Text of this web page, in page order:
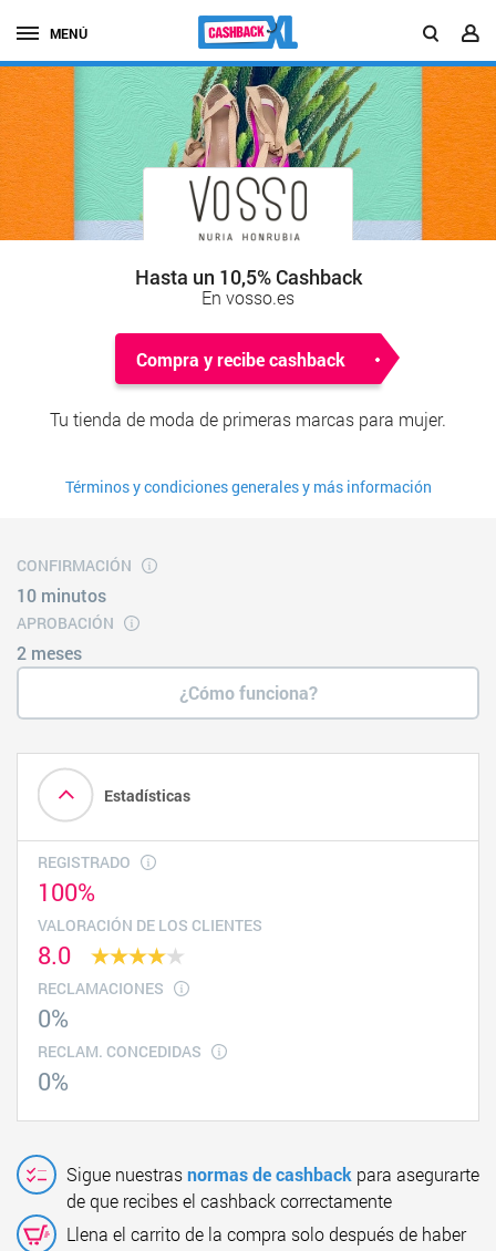
MENÚ
Hasta un 10,5% Cashback
En vosso.es
Compra y recibe cashback
Tu tienda de moda de primeras marcas para mujer.
Términos y condiciones generales y más información
CONFIRMACIÓN
10 minutos
APROBACIÓN
2 meses
¿Cómo funciona?
Estadísticas
REGISTRADO
100%
VALORACIÓN DE LOS CLIENTES
8.0
RECLAMACIONES
0%
RECLAM. CONCEDIDAS
0%
Sigue nuestrasnormas de cashback para asegurarte
de que recibes el cashback correctamente
Llena el carrito de la compra solo después de haber